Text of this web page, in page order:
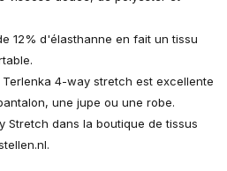
12% d'élasthanne en fait un tissu
4-way stretch est excellente
une jupe ou une robe.
Stretch dans la boutique de tissus